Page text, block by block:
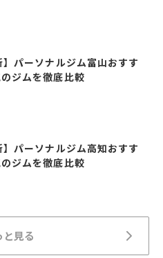
】パーソナルジム富山おすす
ジムを徹底比較
】パーソナルジム高知おすす
ジムを徹底比較
と見る